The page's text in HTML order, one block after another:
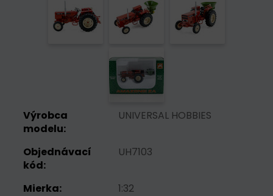
Výrobca
modelu:
UNIVERSAL HOBBIES
Objednávací
kód:
UH7103
Mierka:
1:32